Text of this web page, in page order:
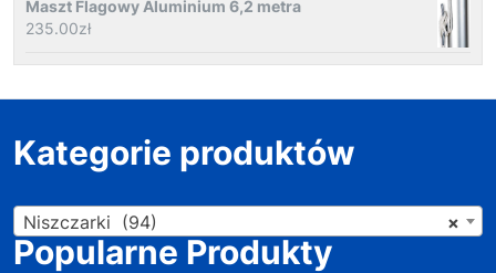
Maszt Flagowy Aluminium 6,2 metra
235.00zł
Kategorie produktów
×
Niszczarki (94)
Popularne Produkty